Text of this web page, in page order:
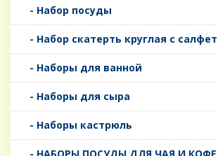
- Набор посуды
- Набор скатерть круглая с
- Наборы для ванной
- Наборы для сыра
- Наборы кастрюль